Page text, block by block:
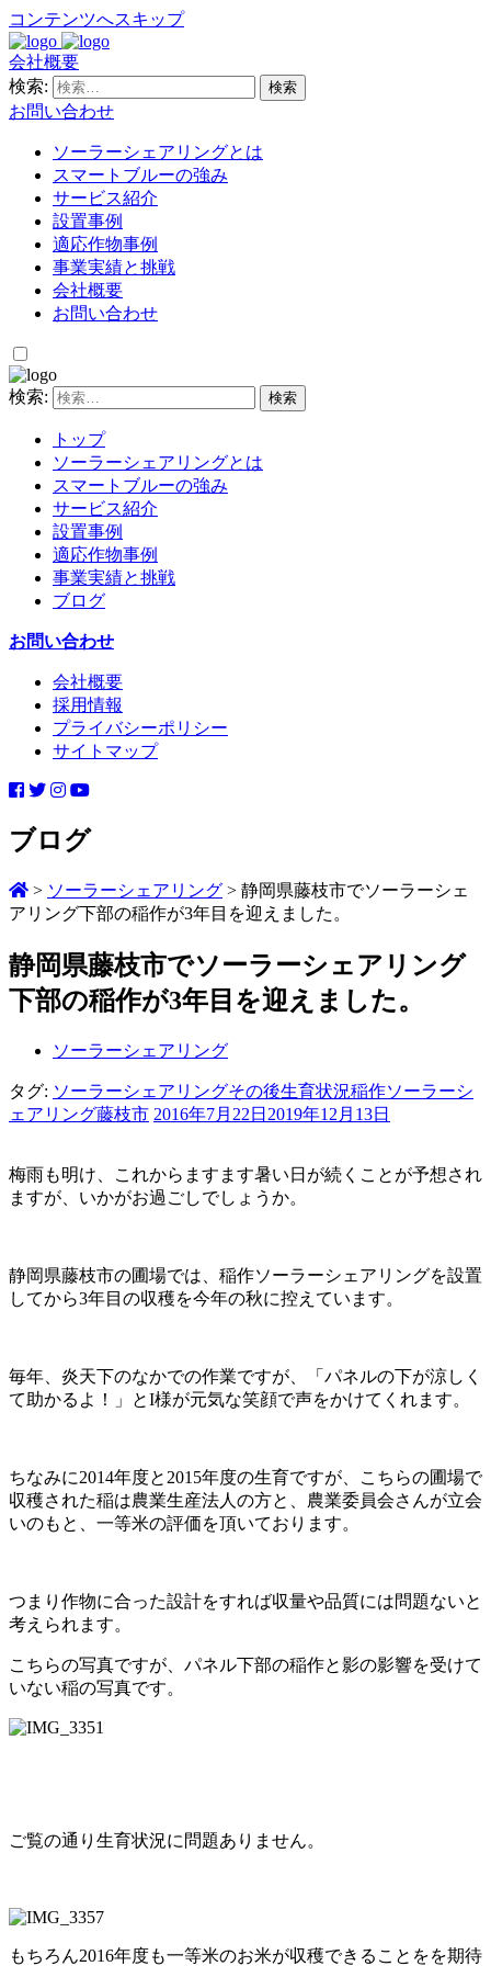
コンテンツへスキップ
会社概要
検索:
お問い合わせ
ソーラーシェアリングとは
スマートブルーの強み
サービス紹介
設置事例
適応作物事例
事業実績と挑戦
会社概要
お問い合わせ
検索:
トップ
ソーラーシェアリングとは
スマートブルーの強み
サービス紹介
設置事例
適応作物事例
事業実績と挑戦
ブログ
お問い合わせ
会社概要
採用情報
プライバシーポリシー
サイトマップ
ブログ
> ソーラーシェアリング > 静岡県藤枝市でソーラーシェ
アリング下部の稲作が3年目を迎えました。
静岡県藤枝市でソーラーシェアリング
下部の稲作が3年目を迎えました。
ソーラーシェアリング
タグ: ソーラーシェアリングその後生育状況稲作ソーラーシ
ェアリング藤枝市 2016年7月22日 2019年12月13日
梅雨も明け、これからますます暑い日が続くことが予想され
ますが、いかがお過ごしでしょうか。
静岡県藤枝市の圃場では、稲作ソーラーシェアリングを設置
してから3年目の収穫を今年の秋に控えています。
毎年、炎天下のなかでの作業ですが、「パネルの下が涼しく
て助かるよ！」とI様が元気な笑顔で声をかけてくれます。
ちなみに2014年度と2015年度の生育ですが、こちらの圃場で
収穫された稲は農業生産法人の方と、農業委員会さんが立会
いのもと、一等米の評価を頂いております。
つまり作物に合った設計をすれば収量や品質には問題ないと
考えられます。
こちらの写真ですが、パネル下部の稲作と影の影響を受けて
いない稲の写真です。
ご覧の通り生育状況に問題ありません。
もちろん2016年度も一等米のお米が収穫できることをを期待